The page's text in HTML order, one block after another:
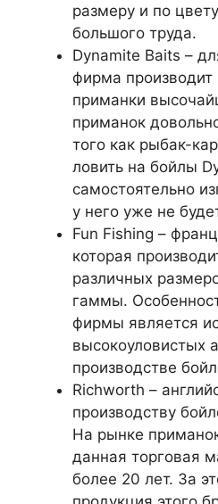
размеру и по
большого труда.
Dynamite Baits –
фирма производит
приманки
приманок
того как рыбак-
ловить на бойлы
самостоятельно
у него уже не
Fun Fishing –
которая
различных
гаммы.
фирмы является
высокоуловистых
производстве
Richworth –
производству
На рынке
данная торговая
более 20 лет. За